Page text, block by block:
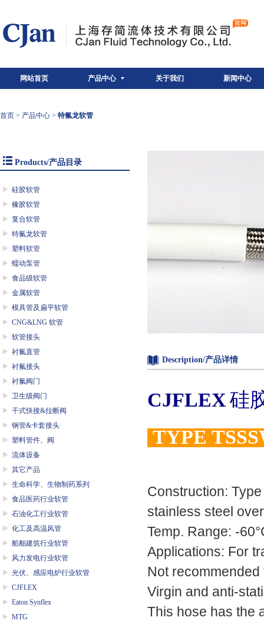
网站首页 产品中心 关于我们 新闻中心
首页 > 产品中心 > 特氟龙软管
Products/产品目录
硅胶软管
橡胶软管
复合软管
特氟龙软管
塑料软管
蠕动泵管
食品级软管
金属软管
模具管及扁平软管
CNG&LNG 软管
软管接头
衬氟直管
衬氟接头
衬氟阀门
卫生级阀门
干式快接&拉断阀
钢管&卡套接头
塑料管件、阀
流体设备
其它产品
生命科学、生物制药系列
食品医药行业软管
石油化工行业软管
化工及高温风管
船舶建筑行业软管
风力发电行业软管
光伏、感应电炉行业软管
CJFLEX
Eaton Synflex
MTG
Description/产品详情
CJFLEX硅
TYPE
Construction:
stainless steel
Temp. Range: -
Applications: For
Not
Virgin and anti-
This hose has the